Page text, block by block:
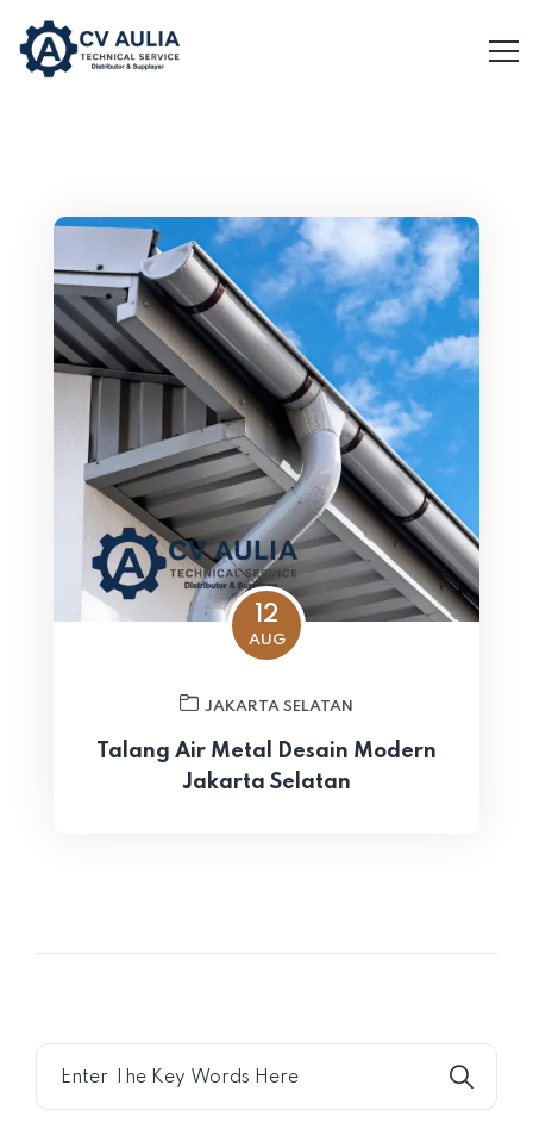
12
AUG
JAKARTA SELATAN
Talang Air Metal Desain Modern
Jakarta Selatan